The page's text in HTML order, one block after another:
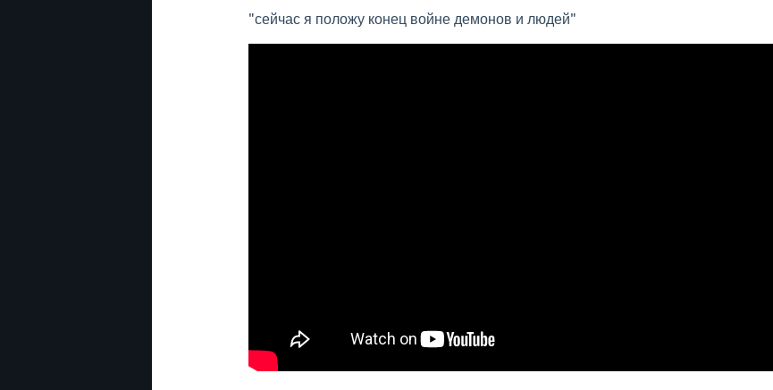
"сейчас я положу конец войне демонов и людей"